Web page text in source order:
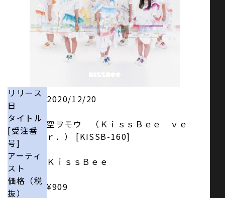
お問い合わせ
STORE
リリース
日
2020/12/20
タイトル
[受注番
号]
空ヲモウ （ＫｉｓｓＢｅｅ ｖｅ
ｒ．） [KISSB-160]
アーティ
スト
ＫｉｓｓＢｅｅ
価格（税
抜）
¥909